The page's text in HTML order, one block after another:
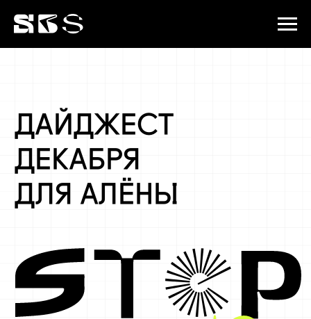
ДЕКАБРЯ
ДЛЯ АЛЁНЫ